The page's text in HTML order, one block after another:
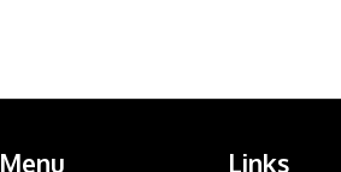
Menu Links